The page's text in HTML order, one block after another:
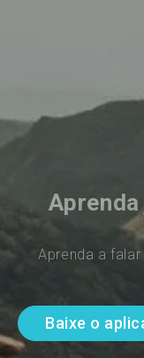
Aprenda a
Baixe o